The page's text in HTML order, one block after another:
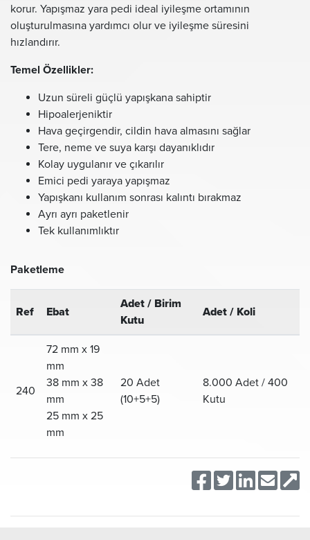
korur. Yapışmaz yara pedi ideal iyileşme ortamının
oluşturulmasına yardımcı olur ve iyileşme süresini
hızlandırır.
Temel Özellikler:
Uzun süreli güçlü yapışkana sahiptir
Hipoalerjeniktir
Hava geçirgendir, cildin hava almasını sağlar
Tere, neme ve suya karşı dayanıklıdır
Kolay uygulanır ve çıkarılır
Emici pedi yaraya yapışmaz
Yapışkanı kullanım sonrası kalıntı bırakmaz
Ayrı ayrı paketlenir
Tek kullanımlıktır
Paketleme
Ref Ebat
Adet / Birim
Kutu
Adet / Koli
240
72 mm x 19
mm
38 mm x 38
mm
25 mm x 25
mm
20 Adet
(10+5+5)
8.000 Adet / 400
Kutu